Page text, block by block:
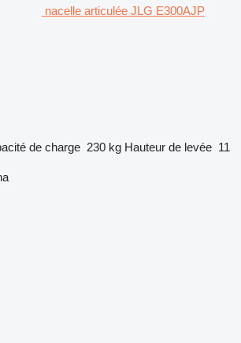
nacelle articulée JLG E300AJP
de charge 230 kg Hauteur de levée 11